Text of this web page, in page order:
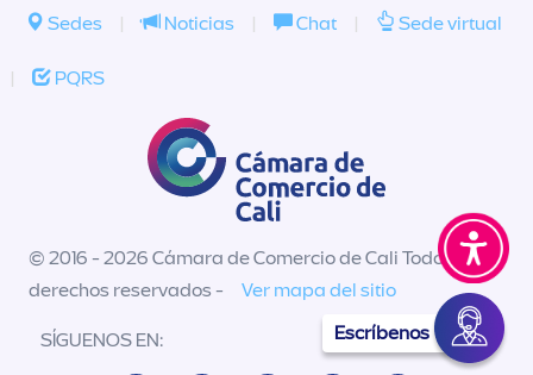
Escríbenos
Sedes | Noticias | Chat | Sede virtual
| PQRS
© 2016 - 2026 Cámara de Comercio de Cali Todos los
derechos reservados -
Ver mapa del sitio
SÍGUENOS EN: